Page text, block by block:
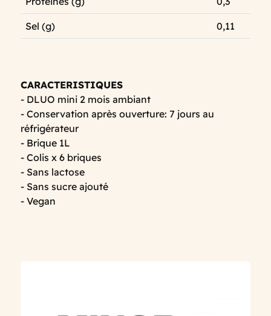
Sel (g) 0,11
CARACTERISTIQUES
- DLUO mini 2 mois ambiant
- Conservation après ouverture: 7 jours au
réfrigérateur
- Brique 1L
- Colis x 6 briques
- Sans lactose
- Sans sucre ajouté
- Vegan